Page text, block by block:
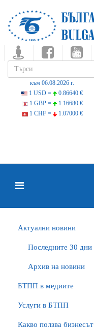
към 06.08.2026 г.
1 USD =
0.86640 €
1 GBP =
1.16680 €
1 CHF =
1.07000 €
Актуални новини
Последните 30 дни
Архив на новини
БTПП в медиите
Услуги в БТПП
Какво ползва бизнесът